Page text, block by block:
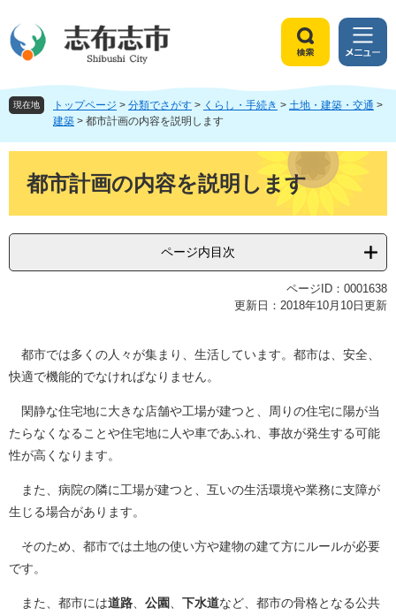
ジ
頭
ュ
飛
へ
索
メ
ニ
ュ
ー
現在地 トップページ > 分類でさがす > くらし・手続き > 土地・建築・交通 >
建築 > 都市計画の内容を説明します
都市計画の内容を説明します
ページ内目次
ページID：0001638
更新日：2018年10月10日更新
都市では多くの人々が集まり、生活しています。都市は、安全、
快適で機能的でなければなりません。
閑静な住宅地に大きな店舗や工場が建つと、周りの住宅に陽が当
たらなくなることや住宅地に人や車であふれ、事故が発生する可能
性が高くなります。
また、病院の隣に工場が建つと、互いの生活環境や業務に支障が
生じる場合があります。
そのため、都市では土地の使い方や建物の建て方にルールが必要
です。
また、都市には道路 公園 下水道など、都市の骨格となる公共